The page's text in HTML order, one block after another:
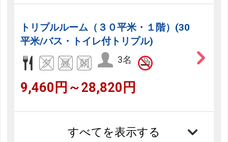
トリプルルーム（３０平米・１階）(30
平米/バス・トイレ付トリプル)
3名
9,460円～28,820円
すべてを表示する